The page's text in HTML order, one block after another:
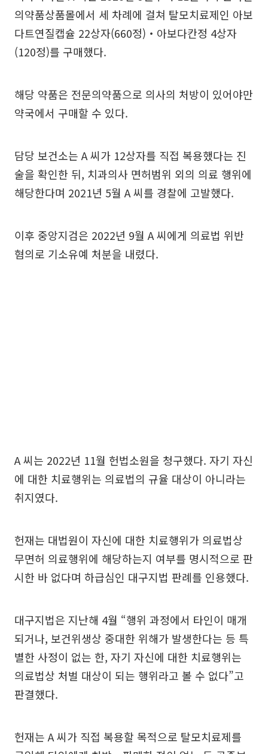
의약품상품몰에서 세 차례에 걸쳐 탈모치료제인 아보
다트연질캡슐 22상자(660정)‧아보다칸정 4상자
(120정)를 구매했다.
해당 약품은 전문의약품으로 의사의 처방이 있어야만
약국에서 구매할 수 있다.
담당 보건소는 A 씨가 12상자를 직접 복용했다는 진
술을 확인한 뒤, 치과의사 면허범위 외의 의료 행위에
해당한다며 2021년 5월 A 씨를 경찰에 고발했다.
이후 중앙지검은 2022년 9월 A 씨에게 의료법 위반
혐의로 기소유예 처분을 내렸다.
A 씨는 2022년 11월 헌법소원을 청구했다. 자기 자신
에 대한 치료행위는 의료법의 규율 대상이 아니라는
취지였다.
헌재는 대법원이 자신에 대한 치료행위가 의료법상
무면허 의료행위에 해당하는지 여부를 명시적으로 판
시한 바 없다며 하급심인 대구지법 판례를 인용했다.
대구지법은 지난해 4월 “행위 과정에서 타인이 매개
되거나, 보건위생상 중대한 위해가 발생한다는 등 특
별한 사정이 없는 한, 자기 자신에 대한 치료행위는
의료법상 처벌 대상이 되는 행위라고 볼 수 없다”고
판결했다.
헌재는 A 씨가 직접 복용할 목적으로 탈모치료제를